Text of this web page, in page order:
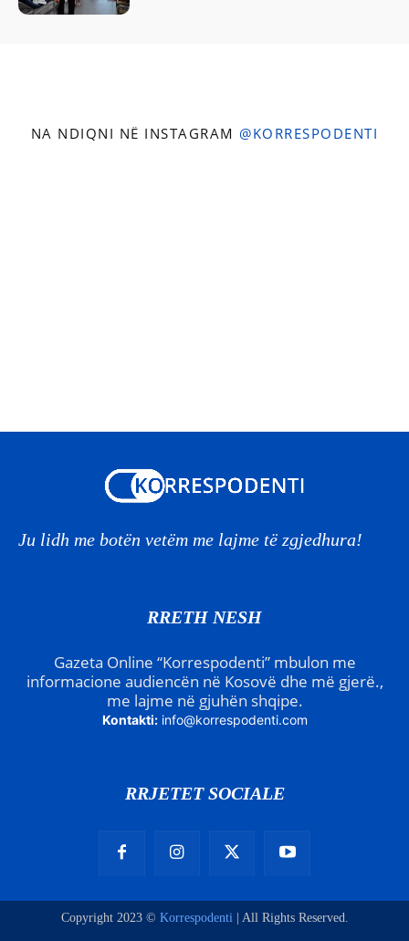
NA NDIQNI NË INSTAGRAM @KORRESPODENTI
Ju lidh me botën vetëm me lajme të zgjedhura!
RRETH NESH
Gazeta Online “Korrespodenti” mbulon me
informacione audiencën në Kosovë dhe më gjerë.,
me lajme në gjuhën shqipe.
Kontakti: info@korrespodenti.com
RRJETET SOCIALE
Copyright 2023 © Korrespodenti| All Rights Reserved.